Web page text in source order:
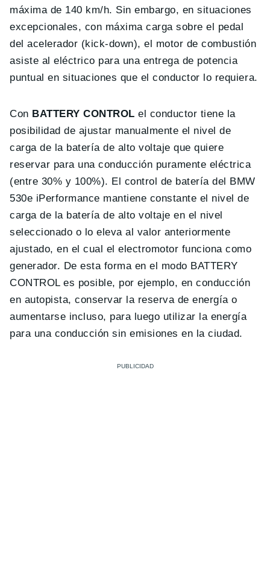
máxima de 140 km/h. Sin embargo, en situaciones
excepcionales, con máxima carga sobre el pedal
del acelerador (kick-down), el motor de combustión
asiste al eléctrico para una entrega de potencia
puntual en situaciones que el conductor lo requiera.
Con BATTERY CONTROL el conductor tiene la
posibilidad de ajustar manualmente el nivel de
carga de la batería de alto voltaje que quiere
reservar para una conducción puramente eléctrica
(entre 30% y 100%). El control de batería del BMW
530e iPerformance mantiene constante el nivel de
carga de la batería de alto voltaje en el nivel
seleccionado o lo eleva al valor anteriormente
ajustado, en el cual el electromotor funciona como
generador. De esta forma en el modo BATTERY
CONTROL es posible, por ejemplo, en conducción
en autopista, conservar la reserva de energía o
aumentarse incluso, para luego utilizar la energía
para una conducción sin emisiones en la ciudad.